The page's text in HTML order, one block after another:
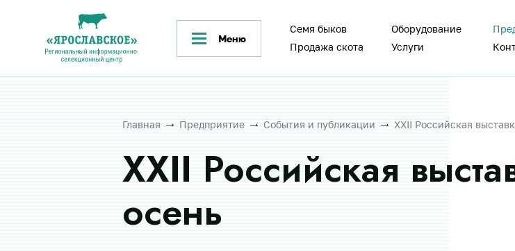
Меню
Семя быков
Продажа скота
Оборудование
Услуги
Главная Предприятие События и публикации XXII Российская
XXII Российская
осень